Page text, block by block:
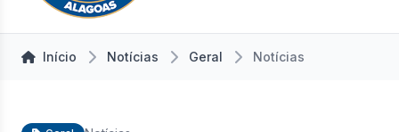
Início Notícias Geral Notícias